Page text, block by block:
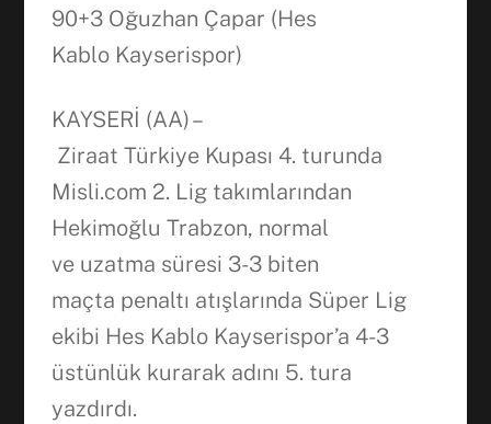
90+3 Oğuzhan Çapar (Hes
Kablo Kayserispor)
KAYSERİ (AA) –
Ziraat Türkiye Kupası 4. turunda
Misli.com 2. Lig takımlarından
Hekimoğlu Trabzon, normal
ve uzatma süresi 3-3 biten
maçta penaltı atışlarında Süper Lig
ekibi Hes Kablo Kayserispor’a 4-3
üstünlük kurarak adını 5. tura
yazdırdı.